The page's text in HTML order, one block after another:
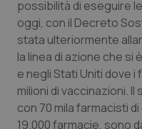
Liguria
Lombardia
Marche
Molise
Disturbi
Dolore
Donna & Salute
Epatiti
possibilità di eseguire
oggi, con il Decreto
stata ulteriormente
la linea di azione che si
e negli Stati Uniti dove
milioni di vaccinazioni.
con 70 mila farmacisti
19.000 farmacie, sono